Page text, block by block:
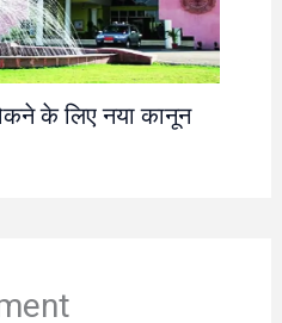
के लिए नया कानून